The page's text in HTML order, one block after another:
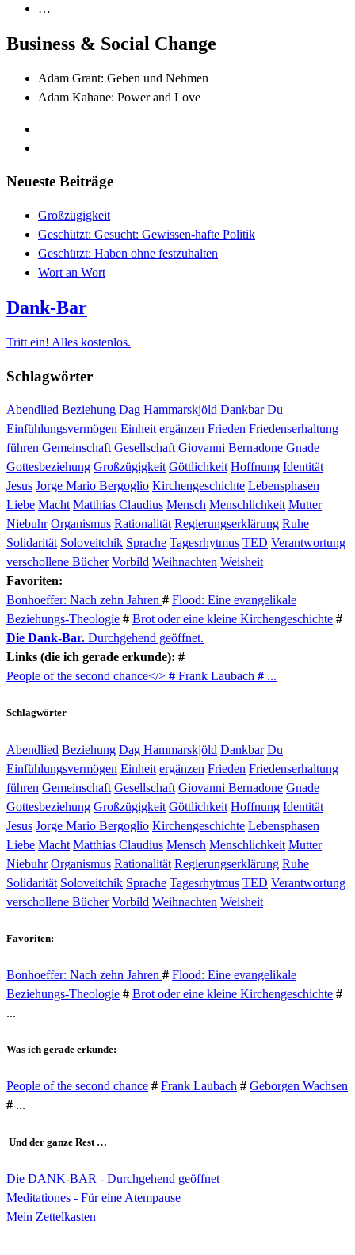
…
Business & Social Change
Adam Grant: Geben und Nehmen
Adam Kahane: Power and Love
Neueste Beiträge
Großzügigkeit
Geschützt: Gesucht: Gewissen-hafte Politik
Geschützt: Haben ohne festzuhalten
Wort an Wort
Dank-Bar
Tritt ein! Alles kostenlos.
Schlagwörter
Abendlied Beziehung Dag Hammarskjöld Dankbar Du
Einfühlungsvermögen Einheit ergänzen Frieden Friedenserhaltung
führen Gemeinschaft Gesellschaft Giovanni Bernadone Gnade
Gottesbeziehung Großzügigkeit Göttlichkeit Hoffnung Identität
Jesus Jorge Mario Bergoglio Kirchengeschichte Lebensphasen
Liebe Macht Matthias Claudius Mensch Menschlichkeit Mutter
Niebuhr Organismus Rationalität Regierungserklärung Ruhe
Solidarität Soloveitchik Sprache Tagesrhytmus TED Verantwortung
verschollene Bücher Vorbild Weihnachten Weisheit
Favoriten:
Bonhoeffer: Nach zehn Jahren # Flood: Eine evangelikale
Beziehungs-Theologie # Brot oder eine kleine Kirchengeschichte #
Die Dank-Bar. Durchgehend geöffnet.
Links (die ich gerade erkunde): #
People of the second chance</> # Frank Laubach # ...
Schlagwörter
Abendlied Beziehung Dag Hammarskjöld Dankbar Du
Einfühlungsvermögen Einheit ergänzen Frieden Friedenserhaltung
führen Gemeinschaft Gesellschaft Giovanni Bernadone Gnade
Gottesbeziehung Großzügigkeit Göttlichkeit Hoffnung Identität
Jesus Jorge Mario Bergoglio Kirchengeschichte Lebensphasen
Liebe Macht Matthias Claudius Mensch Menschlichkeit Mutter
Niebuhr Organismus Rationalität Regierungserklärung Ruhe
Solidarität Soloveitchik Sprache Tagesrhytmus TED Verantwortung
verschollene Bücher Vorbild Weihnachten Weisheit
Favoriten:
Bonhoeffer: Nach zehn Jahren # Flood: Eine evangelikale
Beziehungs-Theologie # Brot oder eine kleine Kirchengeschichte #
...
Was ich gerade erkunde:
People of the second chance # Frank Laubach # Geborgen Wachsen
# ...
Und der ganze Rest …
Die DANK-BAR - Durchgehend geöffnet
Meditationes - Für eine Atempause
Mein Zettelkasten